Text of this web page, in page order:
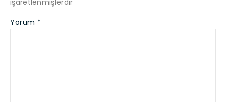
Yorum *